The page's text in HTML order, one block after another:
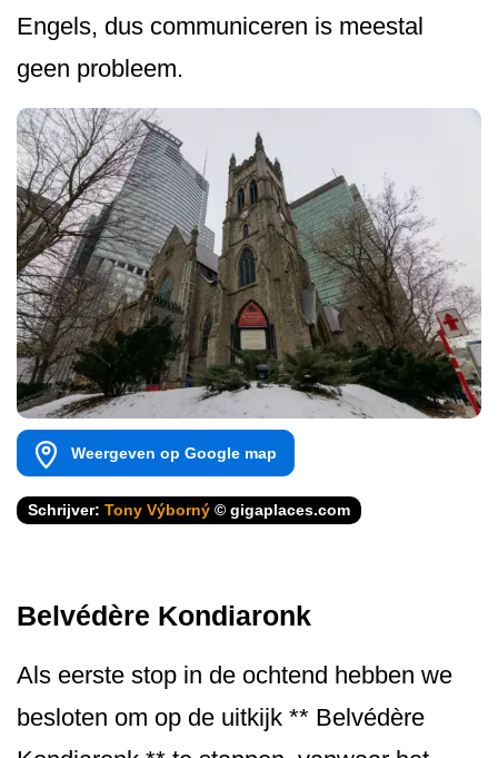
Engels, dus communiceren is meestal
geen probleem.
Weergeven op Google map
Schrijver: Tony Výborný © gigaplaces.com
Belvédère Kondiaronk
Als eerste stop in de ochtend hebben we
besloten om op de uitkijk ** Belvédère